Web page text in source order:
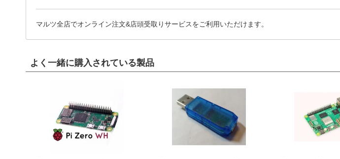
マルツ全店でオンライン注文&店頭受取りサービスをご利用いただけます。
よく一緒に購入されている製品